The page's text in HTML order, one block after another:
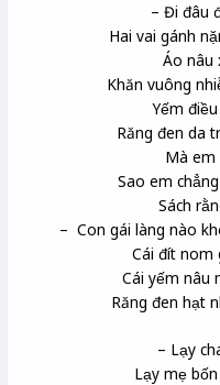
– Đi đâu
Hai vai gánh
Áo nâu
Khăn vuông
Yếm
Răng đen da
Mà em
Sao em
Sách
– Con gái làng nào
Cái đít nom
Cái yếm nâu
Răng đen hạt
– Lạy
Lạy mẹ